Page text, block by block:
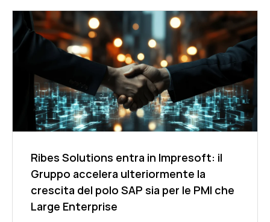
Ribes Solutions entra in Impresoft: il
Gruppo accelera ulteriormente la
crescita del polo SAP sia per le PMI che
Large Enterprise